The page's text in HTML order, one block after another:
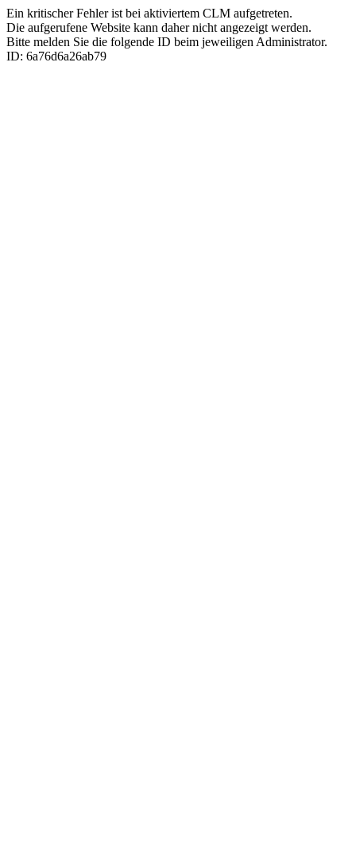
Ein kritischer Fehler ist bei aktiviertem CLM aufgetreten.
Die aufgerufene Website kann daher nicht angezeigt werden.
Bitte melden Sie die folgende ID beim jeweiligen Administrator.
ID: 6a76d6a26ab79